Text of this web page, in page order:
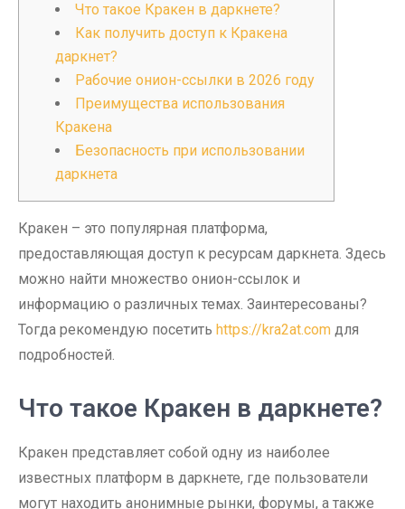
Что такое Кракен в даркнете?
Как получить доступ к Кракена
даркнет?
Рабочие онион-ссылки в 2026 году
Преимущества использования
Кракена
Безопасность при использовании
даркнета
Кракен – это популярная платформа,
предоставляющая доступ к ресурсам даркнета. Здесь
можно найти множество онион-ссылок и
информацию о различных темах. Заинтересованы?
Тогда рекомендую посетить https://kra2at.com для
подробностей.
Что такое Кракен в даркнете?
Кракен представляет собой одну из наиболее
известных платформ в даркнете, где пользователи
могут находить анонимные рынки, форумы, а также